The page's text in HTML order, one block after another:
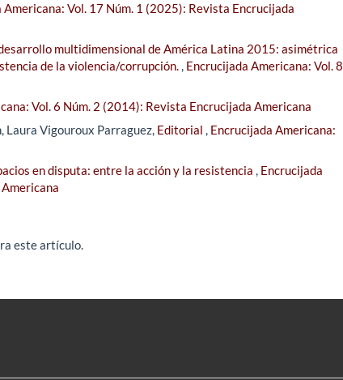
Americana: Vol. 17 Núm. 1 (2025): Revista Encrucijada
multidimensional de América Latina 2015: asimétrica
de la violencia/corrupción., Encrucijada Americana: Vol. 8
Vol. 6 Núm. 2 (2014): Revista Encrucijada Americana
Laura Vigouroux Parraguez, Editorial , Encrucijada Americana:
en disputa: entre la acción y la resistencia , Encrucijada
este artículo.